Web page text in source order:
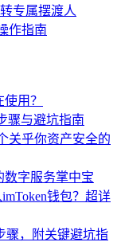
专属摆渡人
作指南
用？
骤与避坑指南
关乎你资产安全的
数字服务掌中宝
钱包？超详
骤，附关键避坑指